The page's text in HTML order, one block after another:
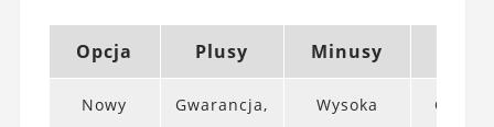
Opcja Plusy Minusy
Nowy
Gwarancja,
Wysoka
Ci co